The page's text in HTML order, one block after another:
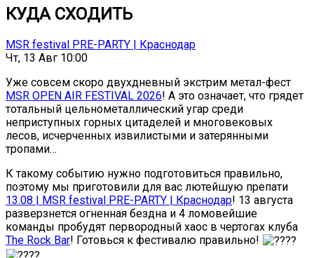
КУДА СХОДИТЬ
MSR festival PRE-PARTY | Краснодар
Чт, 13 Авг 10:00
Уже совсем скоро двухдневный экстрим метал-фест
MSR OPEN AIR FESTIVAL 2026! А это означает, что грядет
тотальный цельнометаллический угар среди
неприступных горных цитаделей и многовековых
лесов, исчерченных извилистыми и затерянными
тропами…
К такому событию нужно подготовиться правильно,
поэтому мы приготовили для вас лютейшую препати
13.08 | MSR festival PRE-PARTY | Краснодар! 13 августа
разверзнется огненная бездна и 4 ломовейшие
команды пробудят первородный хаос в чертогах клуба
The Rock Bar! Готовься к фестивалю правильно!